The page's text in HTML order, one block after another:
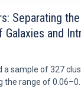
Separating the
Galaxies and
a sample of 327
the range of